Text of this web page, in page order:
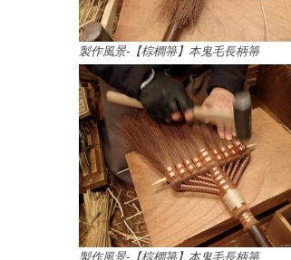
製作風景-【棕櫚箒】本鬼毛長柄箒
製作風景-【棕櫚箒】本鬼毛長柄箒